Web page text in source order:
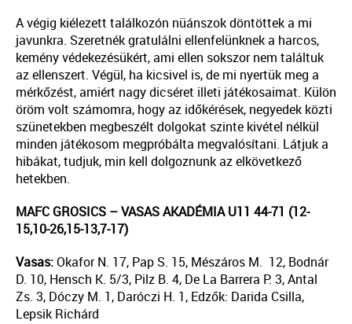
A végig kiélezett találkozón nüánszokdöntöttek a mi
javunkra. Szeretnék gratulálni ellenfelünknek a harcos,
kemény védekezésükért, ami ellen sokszor nem találtuk
az ellenszert. Végül, ha kicsivel is, de mi nyertük meg a
mérkőzést, amiért nagy dicséret illeti játékosaimat. Külön
öröm volt számomra, hogy az időkérések, negyedek közti
szünetekben megbeszélt dolgokat szinte kivétel nélkül
minden játékosom megpróbálta megvalósítani. Látjuk a
hibákat, tudjuk, min kell dolgoznunk az elkövetkező
hetekben.
MAFC GROSICS –VASAS AKADÉMIA U11 44-71 (12-
15,10-26,15-13,7-17)
Vasas:OkaforN. 17, Pap S. 15, Mészáros M. 12, Bodnár
D. 10, Hensch K. 5/3, Pilz B. 4, De La Barrera P. 3,Antal
Zs. 3, Dóczy M. 1, Daróczi H. 1, Edzők: Darida Csilla,
Lepsik Richárd